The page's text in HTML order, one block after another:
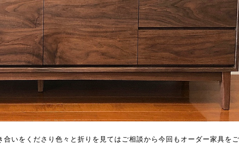
いをくださり色々と折りを見てはご相談から今回もオーダー家具を